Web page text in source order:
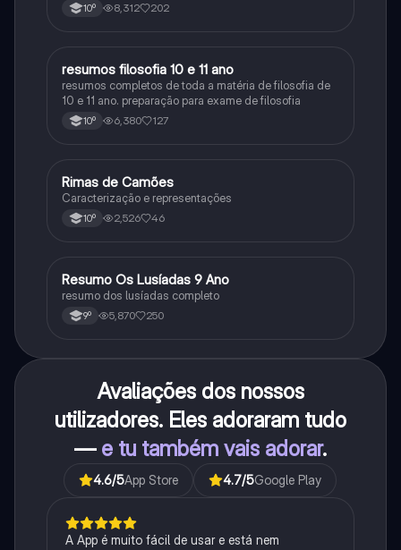
10º 8,312 202
Filosofia
resumos filosofia 10 e 11 ano
resumos completos de toda a matéria de filosofia de
10 e 11 ano. preparação para exame de filosofia
10º 6,380 127
Português
Rimas de Camões
Caracterização e representações
10º 2,526 46
Português
Resumo Os Lusíadas 9 Ano
resumo dos lusíadas completo
9º 5,870 250
Avaliações dos nossos
utilizadores. Eles adoraram tudo
— e tu também vais adorar.
4.6/5App Store 4.7/5Google Play
A App é muito fácil de usar e está nem